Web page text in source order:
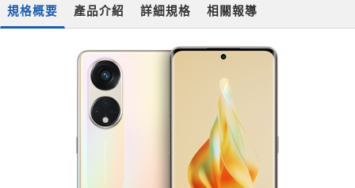
規格概要 產品介紹 詳細規格 相關報導